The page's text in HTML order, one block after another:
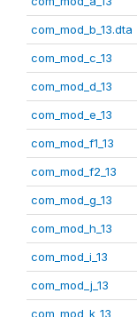
com_mod_b_13.dta
com_mod_c_13
com_mod_d_13
com_mod_e_13
com_mod_f1_13
com_mod_f2_13
com_mod_g_13
com_mod_h_13
com_mod_i_13
com_mod_j_13
com_mod_k_13